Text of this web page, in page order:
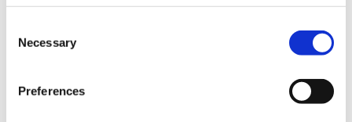
Necessary
Preferences
UV Farben